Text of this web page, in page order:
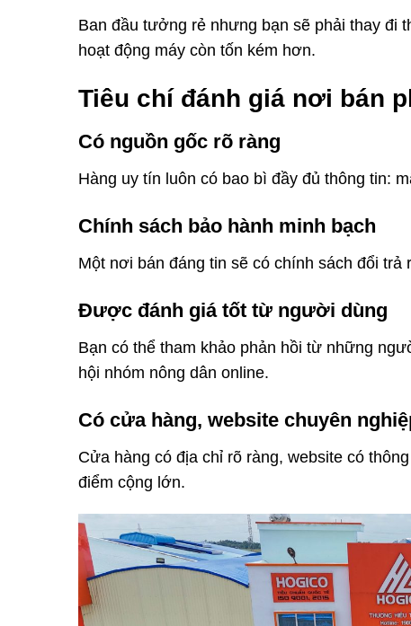
Ban đầu tưởng rẻ nhưng bạn sẽ phải thay đi
hoạt động máy còn tốn kém hơn.
Tiêu chí đánh giá nơi bán
Có nguồn gốc rõ ràng
Hàng uy tín luôn có bao bì đầy đủ thông tin:
Chính sách bảo hành minh bạch
Một nơi bán đáng tin sẽ có chính sách đổi
Được đánh giá tốt từ người dùng
Bạn có thể tham khảo phản hồi từ những
hội nhóm nông dân online.
Có cửa hàng, website chuyên
Cửa hàng có địa chỉ rõ ràng, website có
điểm cộng lớn.